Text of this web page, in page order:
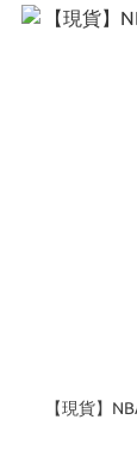
【現貨】